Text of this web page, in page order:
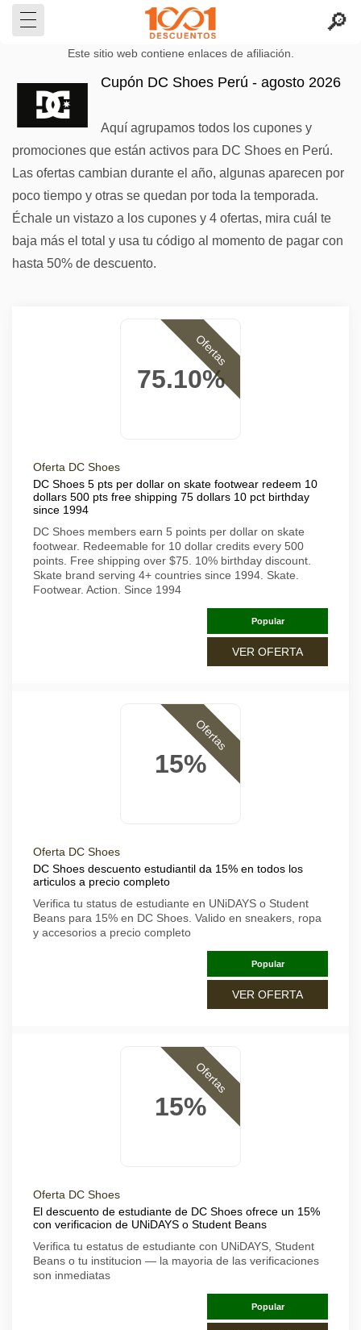
Este sitio web contiene enlaces de afiliación.
Cupón DC Shoes Perú - agosto 2026
Aquí agrupamos todos los cupones y
promociones que están activos para DC Shoes en Perú.
Las ofertas cambian durante el año, algunas aparecen por
poco tiempo y otras se quedan por toda la temporada.
Échale un vistazo a los cupones y 4 ofertas, mira cuál te
baja más el total y usa tu código al momento de pagar con
hasta 50% de descuento.
75.10%
Ofertas
Oferta DC Shoes
DC Shoes 5 pts per dollar on skate footwear redeem 10
dollars 500 pts free shipping 75 dollars 10 pct birthday
since 1994
DC Shoes members earn 5 points per dollar on skate
footwear. Redeemable for 10 dollar credits every 500
points. Free shipping over $75. 10% birthday discount.
Skate brand serving 4+ countries since 1994. Skate.
Footwear. Action. Since 1994
Popular
VER OFERTA
15%
Ofertas
Oferta DC Shoes
DC Shoes descuento estudiantil da 15% en todos los
articulos a precio completo
Verifica tu status de estudiante en UNiDAYS o Student
Beans para 15% en DC Shoes. Valido en sneakers, ropa
y accesorios a precio completo
Popular
VER OFERTA
15%
Ofertas
Oferta DC Shoes
El descuento de estudiante de DC Shoes ofrece un 15%
con verificacion de UNiDAYS o Student Beans
Verifica tu estatus de estudiante con UNiDAYS, Student
Beans o tu institucion — la mayoria de las verificaciones
son inmediatas
Popular